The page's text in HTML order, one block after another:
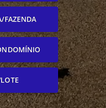
FAZENDA